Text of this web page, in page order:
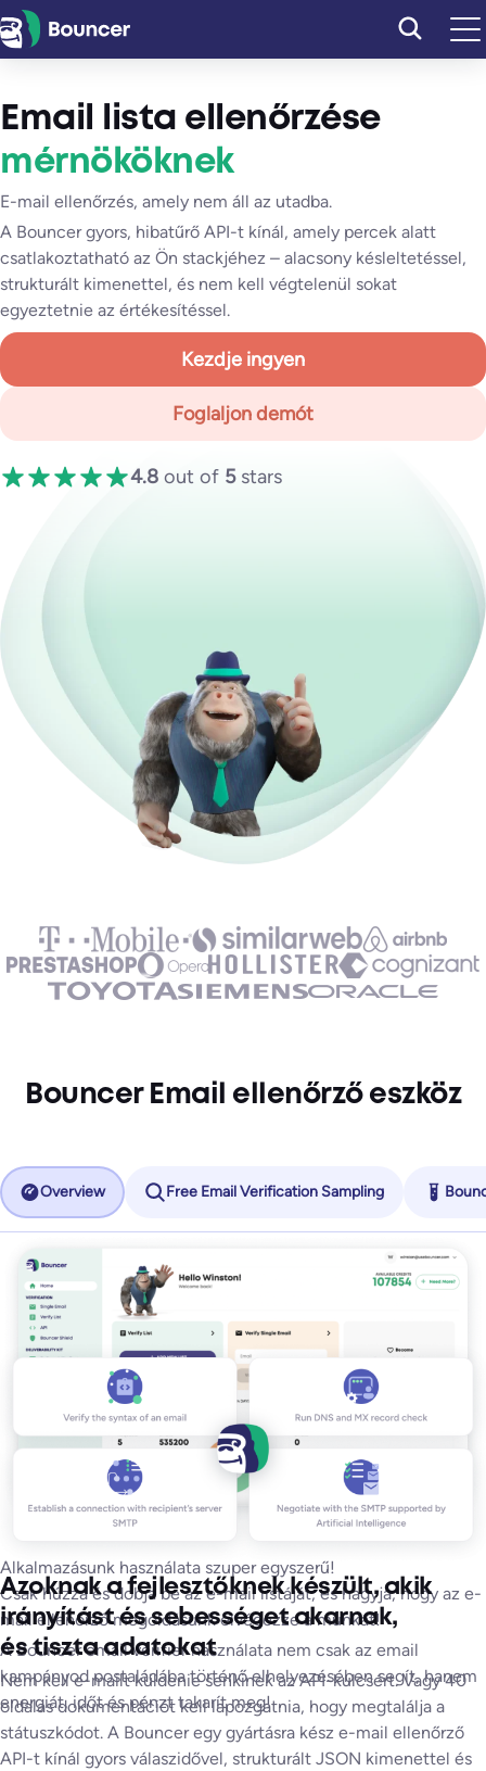
Ugrás
a
Email lista ellenőrzése
mérnököknek
E-mail ellenőrzés, amely nem áll az utadba.
A Bouncer gyors, hibatűrő API-t kínál, amely percek alatt
csatlakoztatható az Ön stackjéhez – alacsony késleltetéssel,
strukturált kimenettel, és nem kell végtelenül sokat
egyeztetnie az értékesítéssel.
Kezdje ingyen
Foglaljon demót
4.8 out of 5stars
Bouncer Email ellenőrző eszköz
Overview Free Email Verification Sampling
Alkalmazásunk használata szuper egyszerű!
Csak húzza és dobja be az e-mail listáját, és hagyja, hogy az e-
mail ellenőrző megoldásunk elvégezze a munkát!
A Bouncer email verifier használata nem csak az email
kampányod postaládába történő elhelyezésében segít, hanem
energiát, időt és pénzt takarít meg!
A Google és a Microsoft által üzemeltetett Catch-All e-mail
címek
Spam-szűrővel védett e-mail címek,
A hiánypótló szolgáltatók által üzemeltetett e-mail címek.
Azoknak a fejlesztőknek készült, akik
irányítást és sebességet akarnak,
és tiszta adatokat
Nem kell e-mailt küldenie senkinek az API-kulcsért. Vagy 40
oldalas dokumentációt kell lapozgatnia, hogy megtalálja a
státuszkódot. A Bouncer egy gyártásra kész e-mail ellenőrző
API-t kínál gyors válaszidővel, strukturált JSON kimenettel és